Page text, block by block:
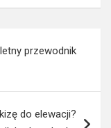
przewodnik
do elewacji?